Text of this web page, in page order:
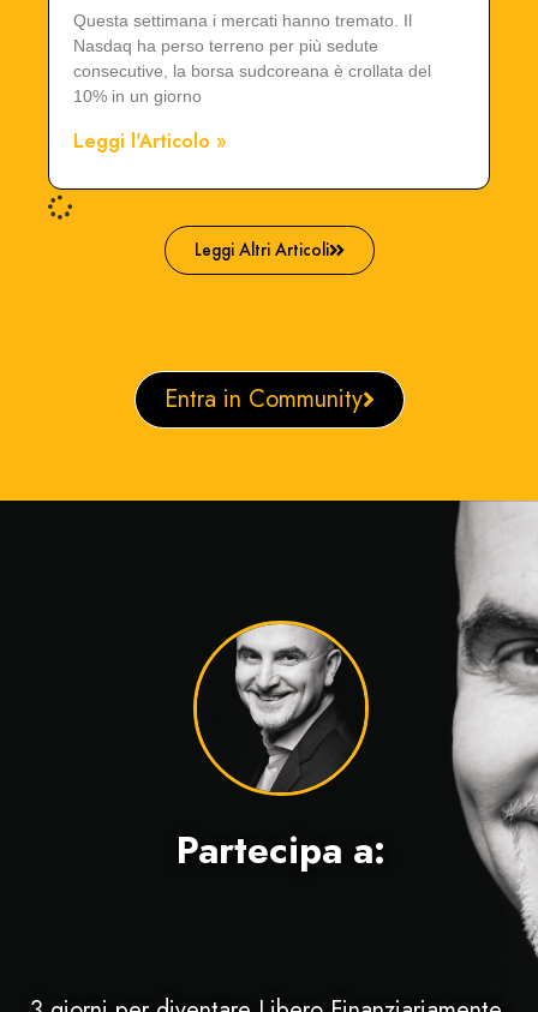
Questa settimana i mercati hanno tremato. Il
Nasdaq ha perso terreno per più sedute
consecutive, la borsa sudcoreana è crollata del
10% in un giorno
Leggi l'Articolo »
Leggi Altri Articoli
Entra in Community
Partecipa a: